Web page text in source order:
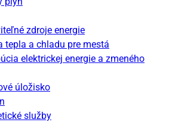
zdroje energie
tepla a chladu pre mestá
elektrickej energie a zmeného
úložisko
služby